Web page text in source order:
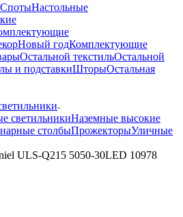
СпотыНастольные
Новый годКомплектующие
Остальной текстильОстальной
и подставкиШторыОстальная
светильникиНаземные высокие
столбыПрожекторыУличные
ULS-Q215 5050-30LED 10978